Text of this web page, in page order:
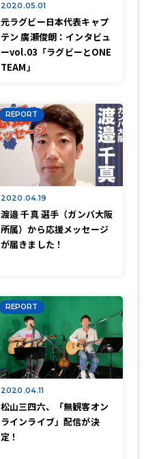
2020.05.01
元ラグビー日本代表キャプ
テン 廣瀬俊朗：インタビュ
ーvol.03「ラグビーとONE
TEAM」
REPORT
2020.04.19
渡邉 千真 選手（ガンバ大阪
所属）から応援メッセージ
が届きました！
REPORT
2020.04.11
松山三四六、「無観客オン
ラインライブ」配信が決
定！